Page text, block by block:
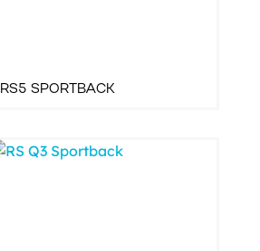
RS5 SPORTBACK